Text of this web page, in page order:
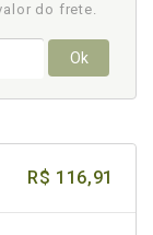
do frete.
Ok
R$ 116,91